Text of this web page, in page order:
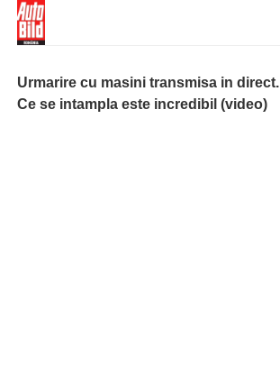
Urmarire cu masini transmisa in direct.
Ce se intampla este incredibil (video)